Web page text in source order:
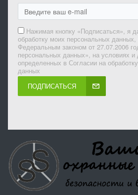
Нажимая кнопку «Подписаться», я
обработку моих персональных данных,
Федеральным законом от 27.07.2006
персональных данных», на условиях и
определенных в Согласии на
данных
ПОДПИСАТЬСЯ